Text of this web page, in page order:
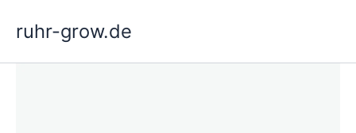
naar
inhoud
ruhr-grow.de